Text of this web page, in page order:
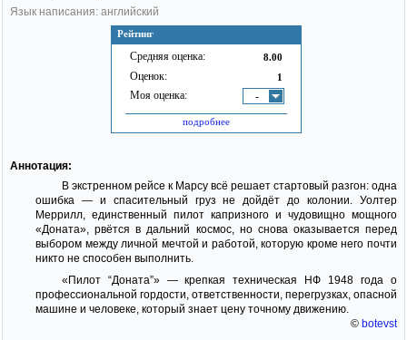
Рейтинг
Средняя оценка: 8.00
Оценок: 1
Моя оценка: -
подробнее
Язык написания: английский
Аннотация:
В экстренном рейсе к Марсу всё решает стартовый разгон: одна
ошибка — и спасительный груз не дойдёт до колонии. Уолтер
Меррилл, единственный пилот капризного и чудовищно мощного
«Доната», рвётся в дальний космос, но снова оказывается перед
выбором между личной мечтой и работой, которую кроме него почти
никто не способен выполнить.
«Пилот “Доната”» — крепкая техническая НФ 1948 года о
профессиональной гордости, ответственности, перегрузках, опасной
машине и человеке, который знает цену точному движению.
© botevst